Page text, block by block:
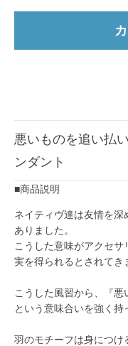
悪いものを追い払
ンダント
■商品説明
ネイティヴ達は友情を
ありました。
こうした意味がアクセ
実を得られるとされてき
こうした風習から、『悪
という意味合いを強く持
羽のモチーフは身につけ